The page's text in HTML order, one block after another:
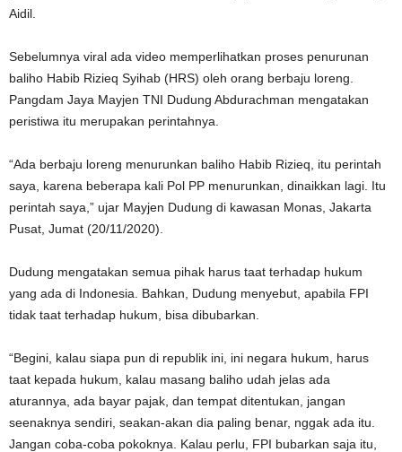
Aidil.
Sebelumnya viral ada video memperlihatkan proses penurunan
baliho Habib Rizieq Syihab (HRS) oleh orang berbaju loreng.
Pangdam Jaya Mayjen TNI Dudung Abdurachman mengatakan
peristiwa itu merupakan perintahnya.
“Ada berbaju loreng menurunkan baliho Habib Rizieq, itu perintah
saya, karena beberapa kali Pol PP menurunkan, dinaikkan lagi. Itu
perintah saya,” ujar Mayjen Dudung di kawasan Monas, Jakarta
Pusat, Jumat (20/11/2020).
Dudung mengatakan semua pihak harus taat terhadap hukum
yang ada di Indonesia. Bahkan, Dudung menyebut, apabila FPI
tidak taat terhadap hukum, bisa dibubarkan.
“Begini, kalau siapa pun di republik ini, ini negara hukum, harus
taat kepada hukum, kalau masang baliho udah jelas ada
aturannya, ada bayar pajak, dan tempat ditentukan, jangan
seenaknya sendiri, seakan-akan dia paling benar, nggak ada itu.
Jangan coba-coba pokoknya. Kalau perlu, FPI bubarkan saja itu,